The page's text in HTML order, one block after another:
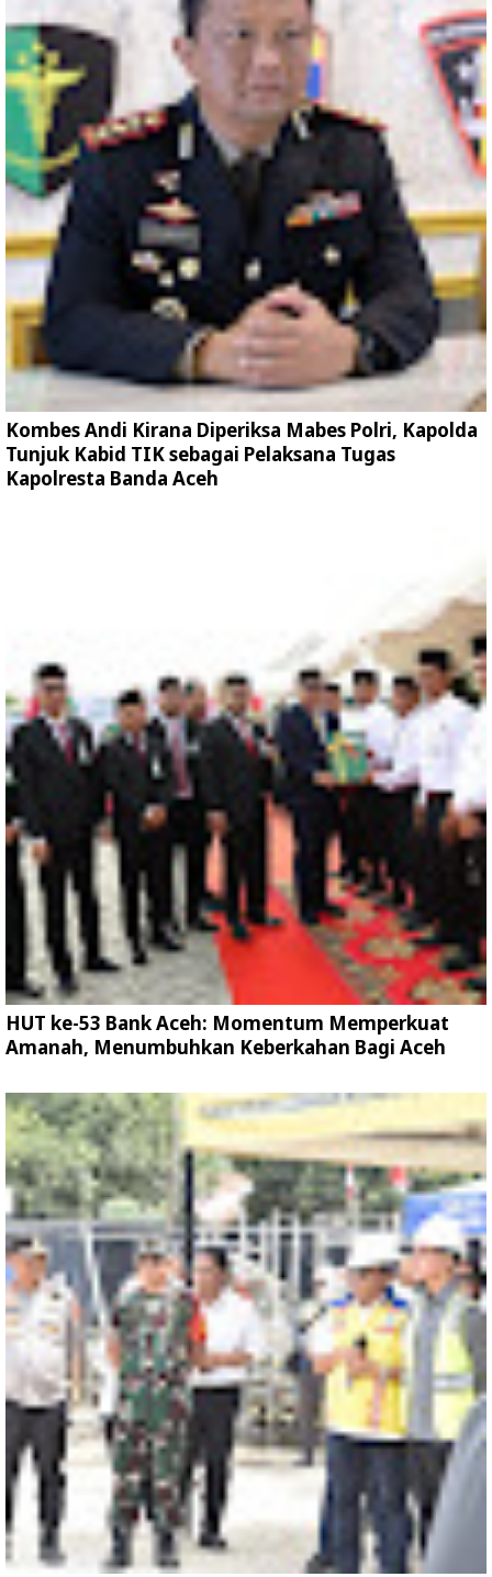
Kombes Andi Kirana Diperiksa Mabes Polri, Kapolda
Tunjuk Kabid TIK sebagai Pelaksana Tugas
Kapolresta Banda Aceh
HUT ke-53 Bank Aceh: Momentum Memperkuat
Amanah, Menumbuhkan Keberkahan Bagi Aceh